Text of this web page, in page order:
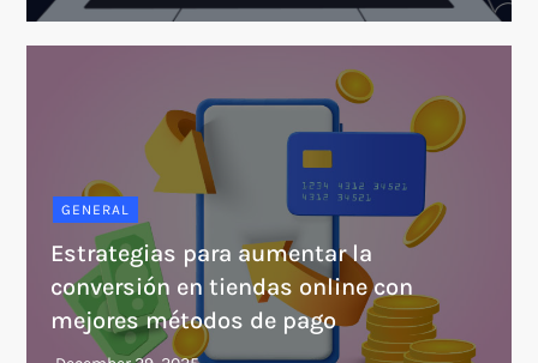
GENERAL
Estrategias para aumentar la
conversión en tiendas online con
mejores métodos de pago